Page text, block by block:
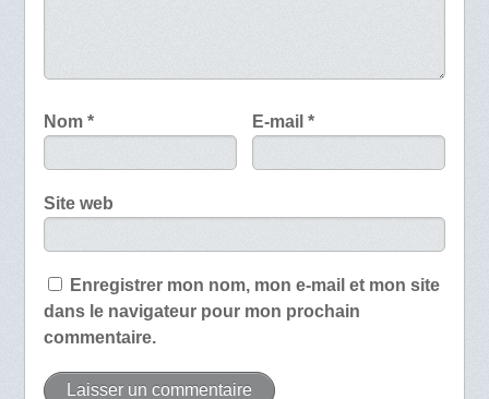
Nom * E-mail*
Site web
Enregistrer mon nom, mon e-mail et mon site
dans le navigateur pour mon prochain
commentaire.